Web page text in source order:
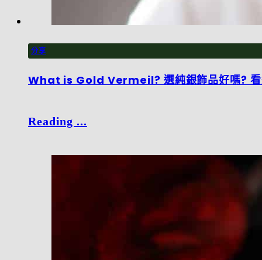
分享
What is Gold Vermeil? 選純銀飾品好嗎? 看
Reading ...